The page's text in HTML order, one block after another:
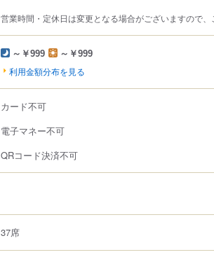
営業時間・定休日は変更となる場合がございますので、
～￥999 ～￥999
利用金額分布を見る
カード不可
電子マネー不可
QRコード決済不可
37席